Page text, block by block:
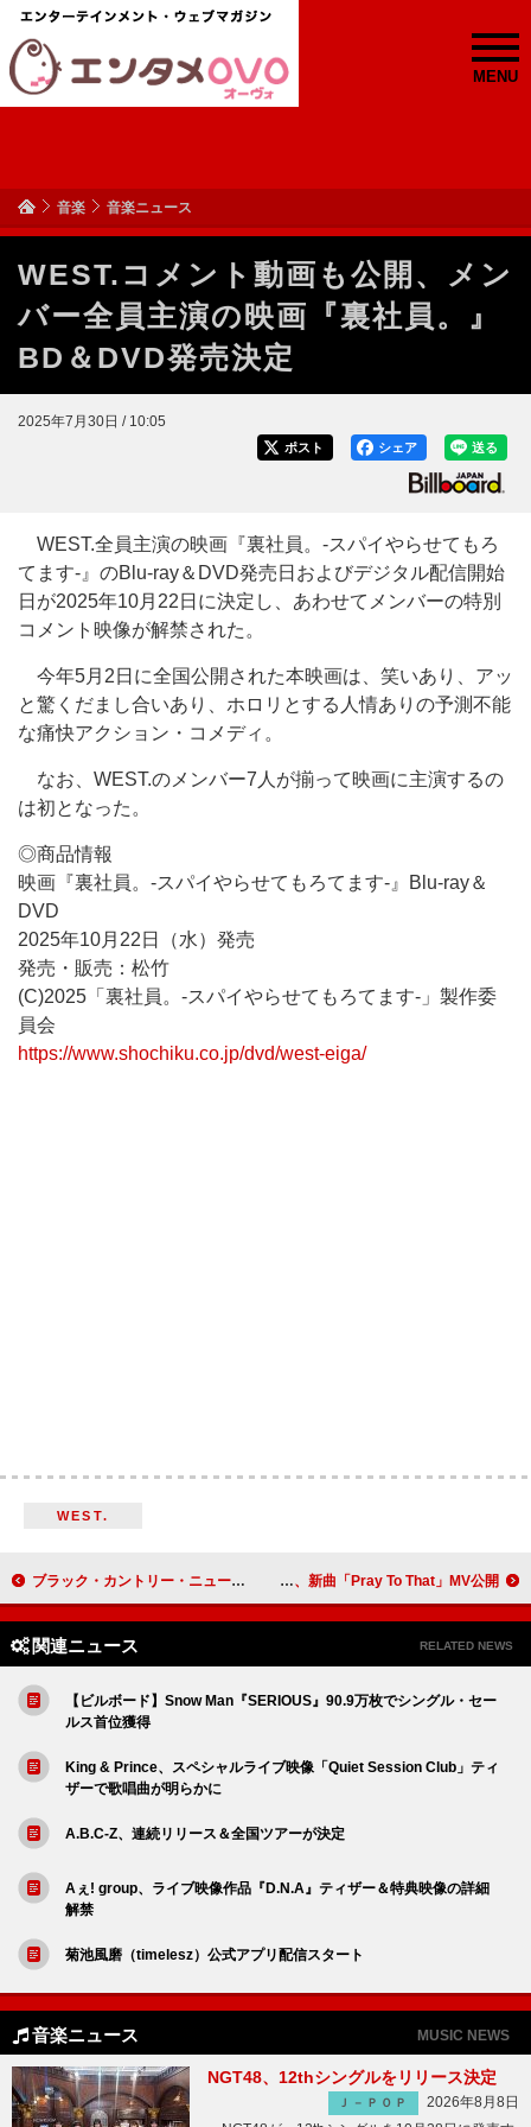
MENU
音楽 音楽ニュース
WEST.コメント動画も公開、メン
バー全員主演の映画『裏社員。』
BD＆DVD発売決定
2025年7月30日 / 10:05
送る
シェア
ポスト
WEST.全員主演の映画『裏社員。-スパイやらせてもろ
てます-』のBlu-ray＆DVD発売日およびデジタル配信開始
日が2025年10月22日に決定し、あわせてメンバーの特別
コメント映像が解禁された。
今年5月2日に全国公開された本映画は、笑いあり、アッ
と驚くだまし合いあり、ホロリとする人情ありの予測不能
な痛快アクション・コメディ。
なお、WEST.のメンバー7人が揃って映画に主演するの
は初となった。
◎商品情報
映画『裏社員。-スパイやらせてもろてます-』Blu-ray＆
DVD
2025年10月22日（水）発売
発売・販売：松竹
(C)2025「裏社員。-スパイやらせてもろてます-」製作委
員会
https://www.shochiku.co.jp/dvd/west-eiga/
WEST.
ブラック・カントリー・ニュー・ロード、2022年フジロックより「Dancers」パフォーマンス映像公開 ファット・ドッグ、新曲「Pray To That」MV公開
関連ニュース RELATED NEWS
【ビルボード】Snow Man『SERIOUS』90.9万枚でシングル・セー
ルス首位獲得
King & Prince、スペシャルライブ映像「Quiet Session Club」ティ
ザーで歌唱曲が明らかに
A.B.C-Z、連続リリース＆全国ツアーが決定
Aぇ! group、ライブ映像作品『D.N.A』ティザー＆特典映像の詳細
解禁
菊池風磨（timelesz）公式アプリ配信スタート
音楽ニュース MUSIC NEWS
NGT48、12thシングルをリリース決定
Ｊ－ＰＯＰ
2026年8月8日